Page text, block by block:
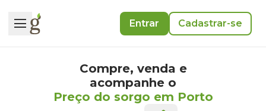
Entrar Cadastrar-se
Compre, venda e
acompanhe o
Preço do sorgo em Porto